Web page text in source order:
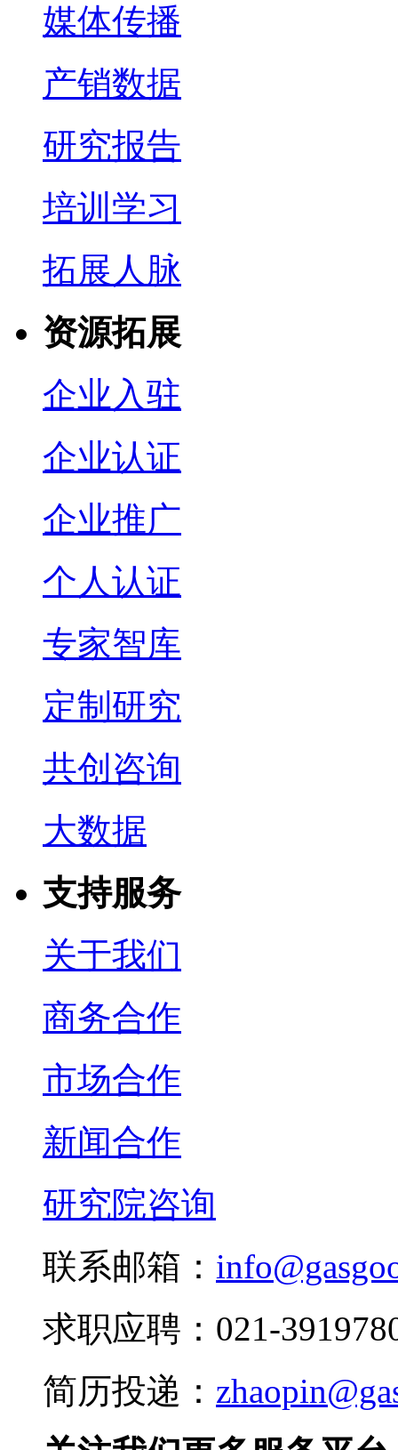
媒体传播
产销数据
研究报告
培训学习
拓展人脉
资源拓展
企业入驻
企业认证
企业推广
个人认证
专家智库
定制研究
共创咨询
大数据
支持服务
关于我们
商务合作
市场合作
新闻合作
研究院咨询
联系邮箱：
求职应聘：021-
简历投递：